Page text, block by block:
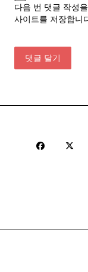
다음 번 댓글 작성
사이트를 저장합니